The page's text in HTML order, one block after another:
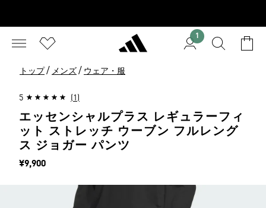
1
トップ / メンズ / ウェア・服
5 (1)
エッセンシャルプラス レギュラーフィ
ット ストレッチ ウーブン フルレング
ス ジョガー パンツ
価格
¥9,900